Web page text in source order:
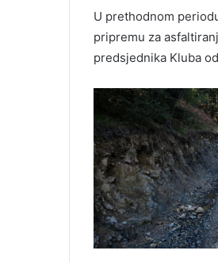
U prethodnom
pripremu za
predsjednika Kluba